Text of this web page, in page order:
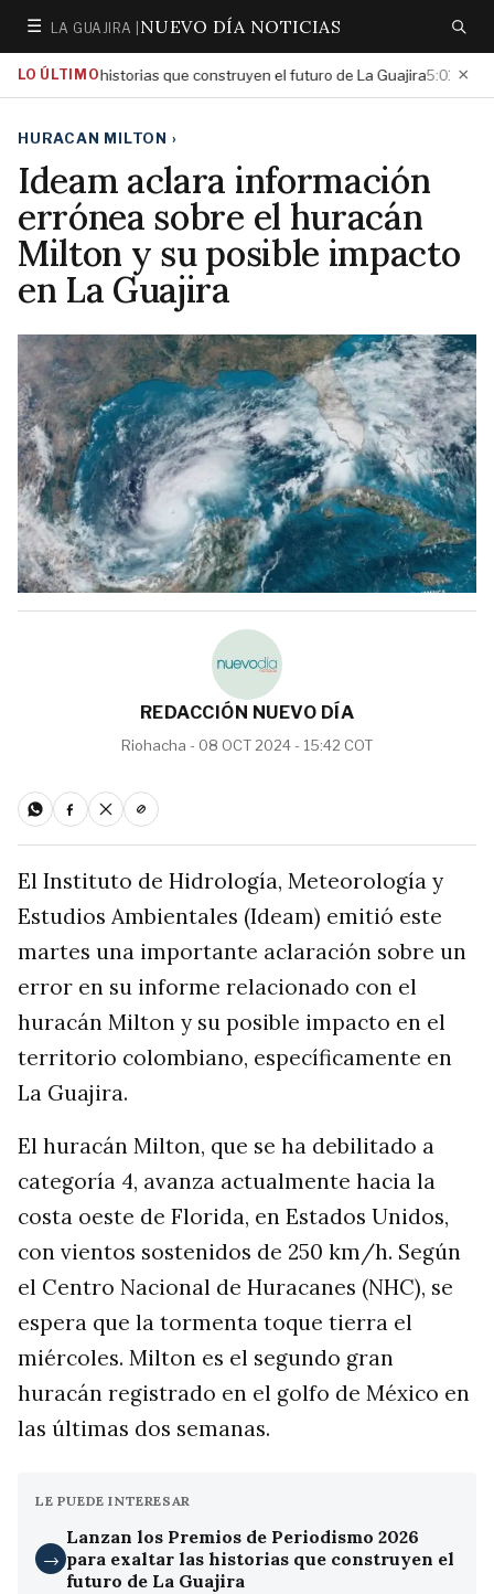
☰
Secciones
LA GUAJIRA | NUEVO DÍA NOTICIAS Buscar
LO ÚLTIMOlas historias que construyen el futuro de La Guajira5:01 PM ×
HURACAN MILTON ›
Ideam aclara información
errónea sobre el huracán
Milton y su posible impacto
en La Guajira
REDACCIÓN NUEVO DÍA
Riohacha - 08 OCT 2024 - 15:42 COT
El Instituto de Hidrología, Meteorología y
Estudios Ambientales (Ideam) emitió este
martes una importante aclaración sobre un
error en su informe relacionado con el
huracán Milton y su posible impacto en el
territorio colombiano, específicamente en
La Guajira.
El huracán Milton, que se ha debilitado a
categoría 4, avanza actualmente hacia la
costa oeste de Florida, en Estados Unidos,
con vientos sostenidos de 250 km/h. Según
el Centro Nacional de Huracanes (NHC), se
espera que la tormenta toque tierra el
miércoles. Milton es el segundo gran
huracán registrado en el golfo de México en
las últimas dos semanas.
LE PUEDE INTERESAR
→
Lanzan los Premios de Periodismo 2026
para exaltar las historias que construyen el
futuro de La Guajira